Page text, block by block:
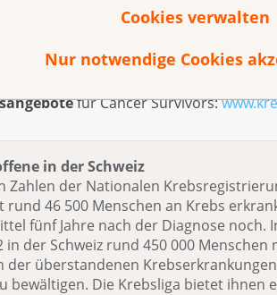
Cookies verwalten
Nur notwendige Cookies
für Cancer Survivors:
in der Schweiz
Zahlen der Nationalen
rund 46 500 Menschen an Krebs
fünf Jahre nach der Diagnose noch.
der Schweiz rund 450 000
überstandenen
bewältigen. Die Krebsliga bietet